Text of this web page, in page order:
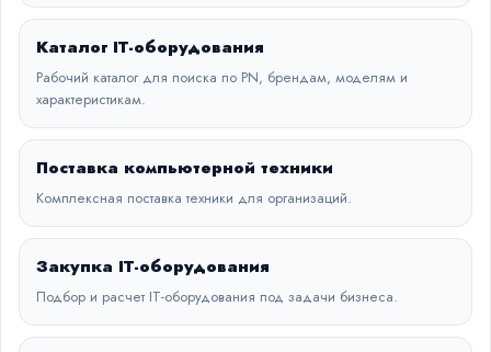
Каталог IT-оборудования
Рабочий каталог для поиска по PN, брендам, моделям и
характеристикам.
Поставка компьютерной техники
Комплексная поставка техники для организаций.
Закупка IT-оборудования
Подбор и расчет IT-оборудования под задачи бизнеса.